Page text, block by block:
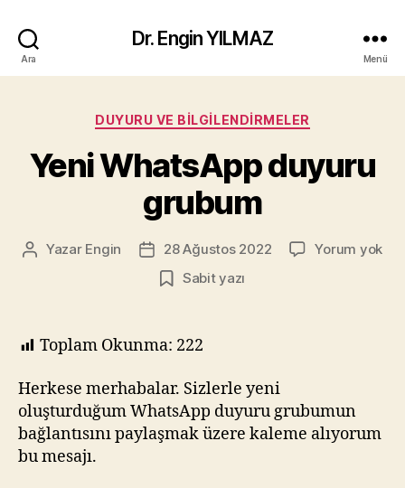
Ara
Dr. Engin YILMAZ
Menü
Kategoriler
DUYURU VE BILGILENDIRMELER
Yeni WhatsApp duyuru
grubum
Yazının
Yazar Engin
Yazı
tarihi
28 Ağustos 2022 Yorum yok
Sabit yazı
Toplam Okunma: 222
Herkese merhabalar. Sizlerle yeni
oluşturduğum WhatsApp duyuru grubumun
bağlantısını paylaşmak üzere kaleme alıyorum
bu mesajı.